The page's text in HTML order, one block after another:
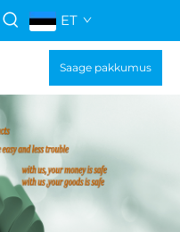
ET
Saage pakkumus